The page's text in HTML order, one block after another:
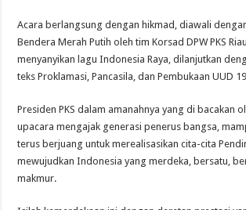
Acara berlangsung dengan hikmad, diawali
Bendera Merah Putih oleh tim Korsad DPW PKS
menyanyikan lagu Indonesia Raya, dilanjutkan
teks Proklamasi, Pancasila, dan Pembukaan UUD
Presiden PKS dalam amanahnya yang di bacakan
upacara mengajak generasi penerus bangsa,
terus berjuang untuk merealisasikan cita-cita
mewujudkan Indonesia yang merdeka, bersatu,
makmur.